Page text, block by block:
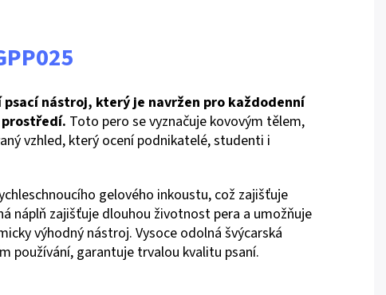
nástroj, který je navržen pro každodenní
Toto pero se vyznačuje kovovým tělem,
vzhled, který ocení podnikatelé, studenti i
gelového inkoustu, což zajišťuje
náplň zajišťuje dlouhou životnost pera a umožňuje
výhodný nástroj. Vysoce odolná švýcarská
používání, garantuje trvalou kvalitu psaní.